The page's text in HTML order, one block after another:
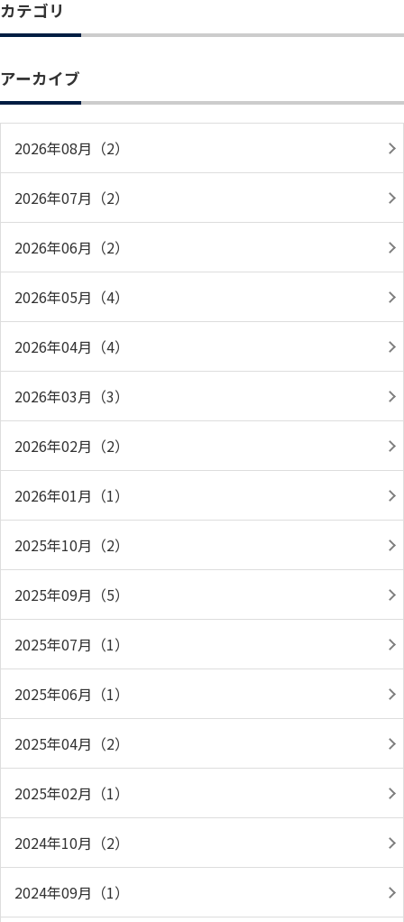
カテゴリ
アーカイブ
2026年08月（2）
2026年07月（2）
2026年06月（2）
2026年05月（4）
2026年04月（4）
2026年03月（3）
2026年02月（2）
2026年01月（1）
2025年10月（2）
2025年09月（5）
2025年07月（1）
2025年06月（1）
2025年04月（2）
2025年02月（1）
2024年10月（2）
2024年09月（1）